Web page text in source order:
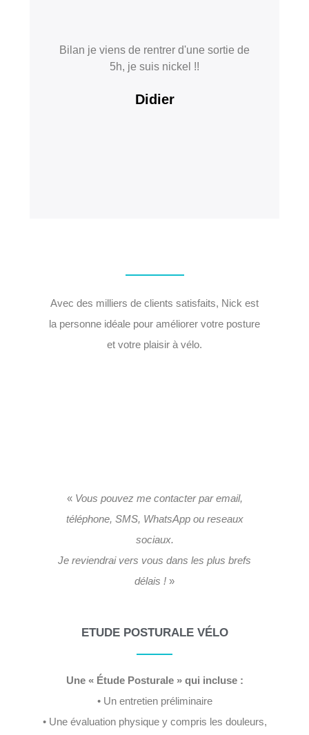
Bilan je viens de rentrer d'une sortie de
5h, je suis nickel !!
Didier
Avec des milliers de clients satisfaits, Nick est
la personne idéale pour améliorer votre posture
et votre plaisir à vélo.
« Vous pouvez me contacter par email,
téléphone, SMS, WhatsApp ou reseaux
sociaux.
Je reviendrai vers vous dans les plus brefs
délais ! »
ETUDE POSTURALE VÉLO
Une « Étude Posturale » qui incluse :
• Un entretien préliminaire
• Une évaluation physique y compris les douleurs,